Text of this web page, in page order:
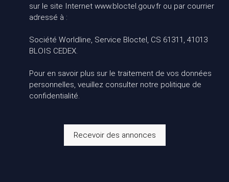
sur le site Internet www.bloctel.gouv.fr ou par courrier
adressé à :
Société Worldline, Service Bloctel, CS 61311, 41013
BLOIS CEDEX.
Pour en savoir plus sur le traitement de vos données
personnelles, veuillez consulter notre politique de
confidentialité.
Recevoir des annonces